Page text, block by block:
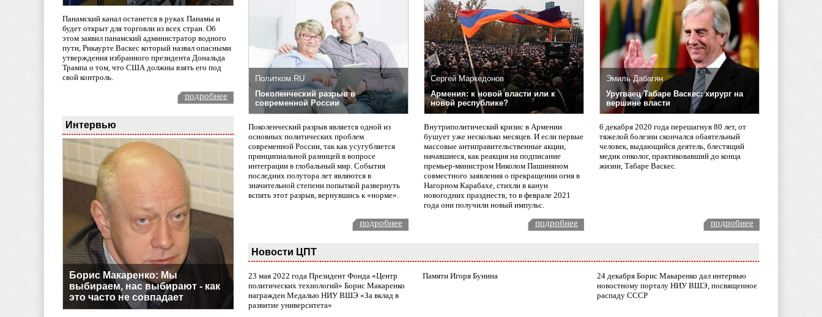
Панамский канал останется в руках Панамы и
будет открыт для торговли из всех стран. Об
этом заявил панамский администратор водного
пути, Рикаурте Васкес который назвал опасными
утверждения избранного президента Дональда
Трампа о том, что США должны взять его под
свой контроль.
подробнее
Интервью
Борис Макаренко: Мы
выбираем, нас выбирают - как
это часто не совпадает
Политком.RU
Поколенческий разрыв в
современной России
Поколенческий разрыв является одной из
основных политических проблем
современной России, так как усугубляется
принципиальной разницей в вопросе
интеграции в глобальный мир. События
последних полутора лет являются в
значительной степени попыткой развернуть
вспять этот разрыв, вернувшись к «норме».
Сергей Маркедонов
Армения: к новой власти или к
новой республике?
Внутриполитический кризис в Армении
бушует уже несколько месяцев. И если первые
массовые антиправительственные акции,
начавшиеся, как реакция на подписание
премьер-министром Николом Пашиняном
совместного заявления о прекращении огня в
Нагорном Карабахе, стихли в канун
новогодних празднеств, то в феврале 2021
года они получили новый импульс.
Эмиль Дабагян
Уругваец Табаре Васкес: хирург на
вершине власти
6 декабря 2020 года перешагнув 80 лет, от
тяжелой болезни скончался обаятельный
человек, выдающийся деятель, блестящий
медик онколог, практиковавший до конца
жизни, Табаре Васкес.
подробнее подробнее подробнее
Новости ЦПТ
23 мая 2022 года Президент Фонда «Центр
политических технологий» Борис Макаренко
награжден Медалью НИУ ВШЭ «За вклад в
развитие университета»
Памяти Игоря Бунина
24 декабря Борис Макаренко дал интервью
новостному порталу НИУ ВШЭ, посвященное
распаду СССР